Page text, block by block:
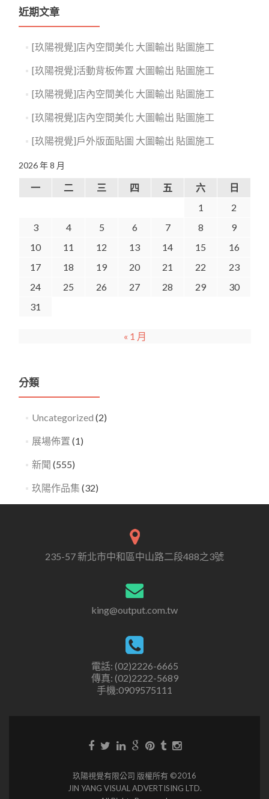
近期文章
[玖陽視覺]店內空間美化 大圖輸出 貼圖施工
[玖陽視覺]活動背板佈置 大圖輸出 貼圖施工
[玖陽視覺]店內空間美化 大圖輸出 貼圖施工
[玖陽視覺]店內空間美化 大圖輸出 貼圖施工
[玖陽視覺]戶外版面貼圖 大圖輸出 貼圖施工
2026 年 8 月
一 二 三 四 五 六
日
1
2
3
4 5 6 7 8
9
10
11 12 13 14 15
16
17
18 19 20 21 22
23
24
25 26 27 28 29
30
31
« 1 月
分類
Uncategorized (2)
展場佈置 (1)
新聞 (555)
玖陽作品集 (32)
235-57 新北市中和區中山路二段488之3號
king@output.com.tw
電話: (02)2226-6665
傳真: (02)2222-5689
手機:0909575111
玖陽視覺有限公司 版權所有 ©2016
JIN YANG VISUAL ADVERTISING LTD.